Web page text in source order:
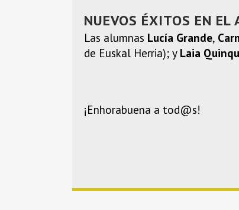
NUEVOS ÉXITOS EN EL
Las alumnas Lucía Grande,
de Euskal Herria); y Laia
¡Enhorabuena a tod@s!